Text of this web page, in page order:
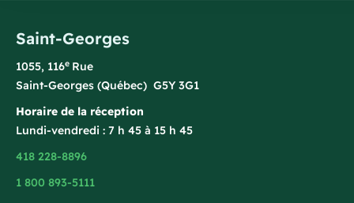
Saint-Georges
1055, 116e Rue
Saint-Georges (Québec) G5Y 3G1
Horaire de la réception
Lundi-vendredi : 7 h 45 à 15 h 45
418 228-8896
1 800 893-5111